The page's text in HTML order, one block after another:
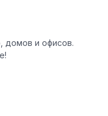
домов и офисов.